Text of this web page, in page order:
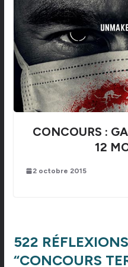
CONCOURS :
12
2 octobre 2015
522
“CONCOURS